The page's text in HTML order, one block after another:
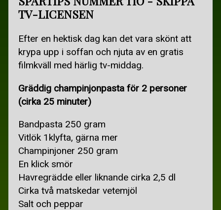
STARTA EN BOKCIRKEL
BILLIGA FLYGBILJETTER
GRATIS SEMESTER
RECEPT
MATSEDEL
BILLIGARE MAT
BILLIGA KÖTTRÄTTER
TV-LICENSEN
Efter en hektisk dag kan det vara skönt att
krypa upp i soffan och njuta av en gratis
filmkväll med härlig tv-middag.
Gräddig champinjonpasta för 2 personer
(cirka 25 minuter)
Bandpasta 250 gram
Vitlök 1klyfta, gärna mer
Champinjoner 250 gram
En klick smör
Havregrädde eller liknande cirka 2,5 dl
Cirka två matskedar vetemjöl
Salt och peppar